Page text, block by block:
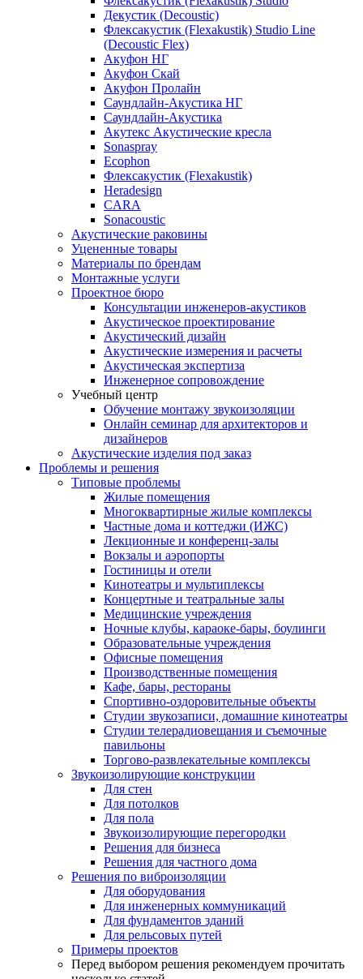
Декустик (Decoustic)
Флексакустик (Flexakustik) Studio Line
(Decoustic Flex)
Акуфон НГ
Акуфон Скай
Акуфон Пролайн
Саундлайн-Акустика НГ
Саундлайн-Акустика
Акутекс Акустические кресла
Sonaspray
Ecophon
Флексакустик (Flexakustik)
Heradesign
CARA
Sonacoustic
Акустические раковины
Уцененные товары
Материалы по брендам
Монтажные услуги
Проектное бюро
Консультации инженеров-акустиков
Акустическое проектирование
Акустический дизайн
Акустические измерения и расчеты
Акустическая экспертиза
Инженерное сопровождение
Учебный центр
Обучение монтажу звукоизоляции
Онлайн семинар для архитекторов и
дизайнеров
Акустические изделия под заказ
Проблемы и решения
Типовые проблемы
Жилые помещения
Многоквартирные жилые комплексы
Частные дома и коттеджи (ИЖС)
Лекционные и конференц-залы
Вокзалы и аэропорты
Гостиницы и отели
Кинотеатры и мультиплексы
Концертные и театральные залы
Медицинские учреждения
Ночные клубы, караоке-бары, боулинги
Образовательные учреждения
Офисные помещения
Производственные помещения
Кафе, бары, рестораны
Спортивно-оздоровительные объекты
Студии звукозаписи, домашние кинотеатры
Студии телерадиовещания и съемочные
павильоны
Торгово-развлекательные комплексы
Звукоизолирующие конструкции
Для стен
Для потолков
Для пола
Звукоизолирующие перегородки
Решения для бизнеса
Решения для частного дома
Решения по виброизоляции
Для оборудования
Для инженерных коммуникаций
Для фундаментов зданий
Для рельсовых путей
Примеры проектов
Перед выбором решения рекомендуем прочитать